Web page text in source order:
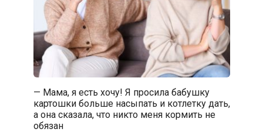
— Мама, я есть хочу! Я просила бабушку
картошки больше насыпать и котлетку дать,
а она сказала, что никто меня кормить не
обязан